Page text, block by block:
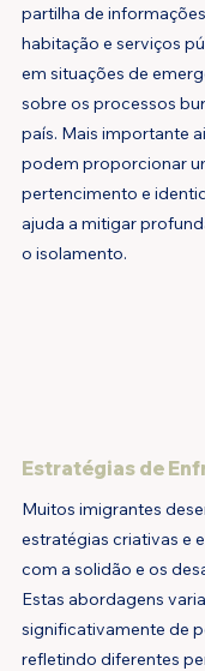
partilha de
habitação e serviços
em situações de
sobre os processos
país. Mais importante
podem proporcionar
pertencimento e
ajuda a mitigar
o isolamento.
Estratégias de
Muitos imigrantes
estratégias criativas e
com a solidão e os
Estas abordagens
significativamente de
refletindo diferentes